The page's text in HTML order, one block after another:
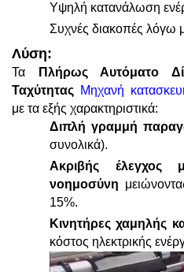
Υψηλή κατανάλωση
Συχνές διακοπές λόγω
Λύση:
Τα
Πλήρως Αυτόματο
Ταχύτητας Μηχανή
με τα εξής χαρακτηριστικά:
Διπλή γραμμή
συνολικά).
Ακριβής
νοημοσύνη
15%.
Κινητήρες χαμηλής
κόστος ηλεκτρικής